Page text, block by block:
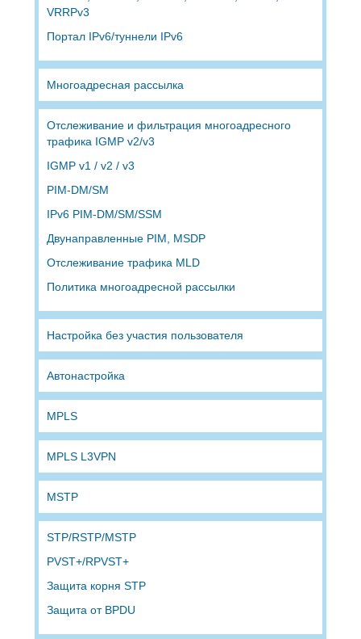
VRRPv3
Портал IPv6/туннели IPv6
Многоадресная рассылка
Отслеживание и фильтрация многоадресного
трафика IGMP v2/v3
IGMP v1 / v2 / v3
PIM-DM/SM
IPv6 PIM-DM/SM/SSM
Двунаправленные PIM, MSDP
Отслеживание трафика MLD
Политика многоадресной рассылки
Настройка без участия пользователя
Автонастройка
MPLS
MPLS L3VPN
MSTP
STP/RSTP/MSTP
PVST+/RPVST+
Защита корня STP
Защита от BPDU